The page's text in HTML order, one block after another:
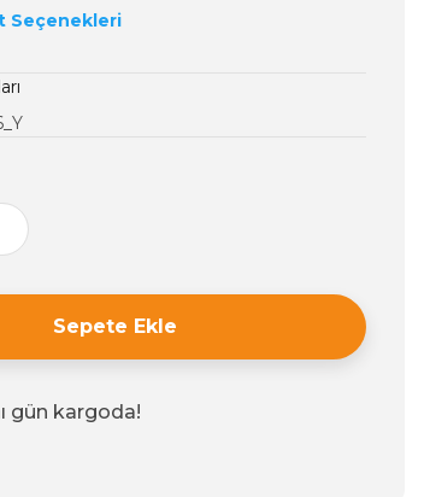
Seçenekleri
Sepete Ekle
gün kargoda!